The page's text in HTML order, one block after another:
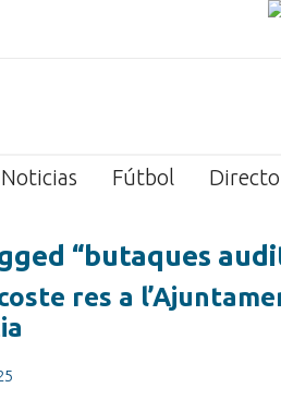
Noticias Fútbol Directo
“butaques
res a